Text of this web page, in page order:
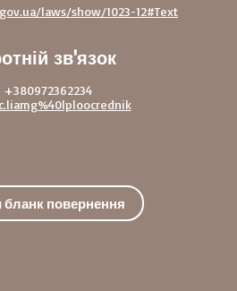
laws/show/1023-12#Text
зв'язок
бланк повернення